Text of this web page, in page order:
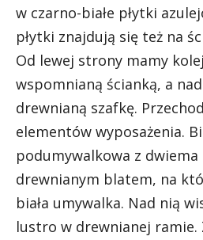
w czarno-białe płytki
płytki znajdują się też na
Od lewej strony mamy
wspomnianą ścianką, a
drewnianą szafkę.
elementów wyposażenia.
podumywalkowa z
drewnianym blatem, na
biała umywalka. Nad nią
lustro w drewnianej ramie.